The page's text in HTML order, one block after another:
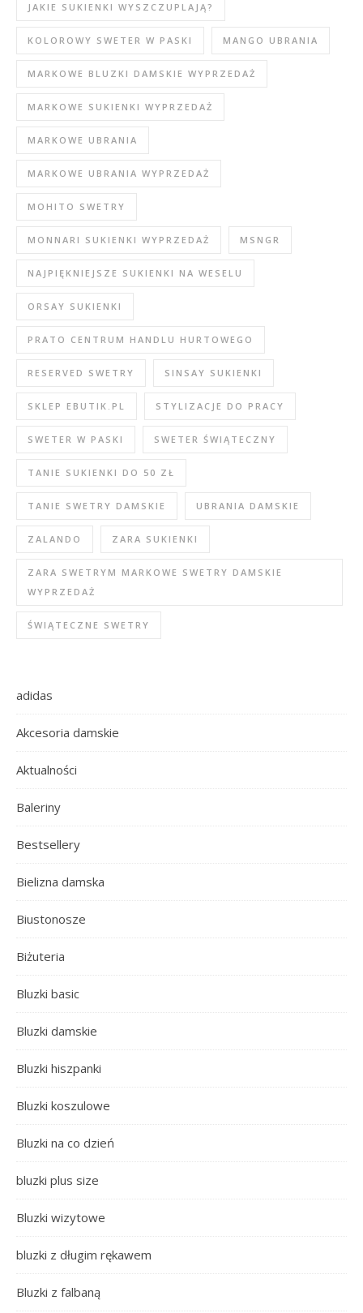
JAKIE SUKIENKI WYSZCZUPLAJĄ?
KOLOROWY SWETER W PASKI MANGO UBRANIA
MARKOWE BLUZKI DAMSKIE WYPRZEDAŻ
MARKOWE SUKIENKI WYPRZEDAŻ
MARKOWE UBRANIA
MARKOWE UBRANIA WYPRZEDAŻ
MOHITO SWETRY
MONNARI SUKIENKI WYPRZEDAŻ MSNGR
NAJPIĘKNIEJSZE SUKIENKI NA WESELU
ORSAY SUKIENKI
PRATO CENTRUM HANDLU HURTOWEGO
RESERVED SWETRY SINSAY SUKIENKI
SKLEP EBUTIK.PL STYLIZACJE DO PRACY
SWETER W PASKI SWETER ŚWIĄTECZNY
TANIE SUKIENKI DO 50 ZŁ
TANIE SWETRY DAMSKIE UBRANIA DAMSKIE
ZALANDO ZARA SUKIENKI
ZARA SWETRYM MARKOWE SWETRY DAMSKIE
WYPRZEDAŻ
ŚWIĄTECZNE SWETRY
adidas
Akcesoria damskie
Aktualności
Baleriny
Bestsellery
Bielizna damska
Biustonosze
Biżuteria
Bluzki basic
Bluzki damskie
Bluzki hiszpanki
Bluzki koszulowe
Bluzki na co dzień
bluzki plus size
Bluzki wizytowe
bluzki z długim rękawem
Bluzki z falbaną